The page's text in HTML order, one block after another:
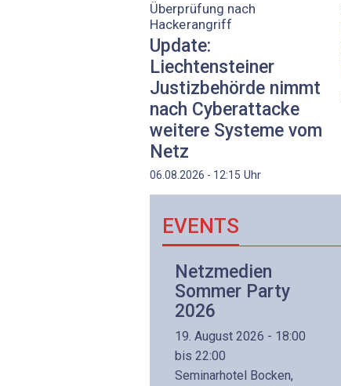
Überprüfung nach
Hackerangriff
Update:
Liechtensteiner
Justizbehörde nimmt
nach Cyberattacke
weitere Systeme vom
Netz
06.08.2026 - 12:15 Uhr
EVENTS
Netzmedien
Sommer Party
2026
19. August 2026 - 18:00
bis 22:00
Seminarhotel Bocken,